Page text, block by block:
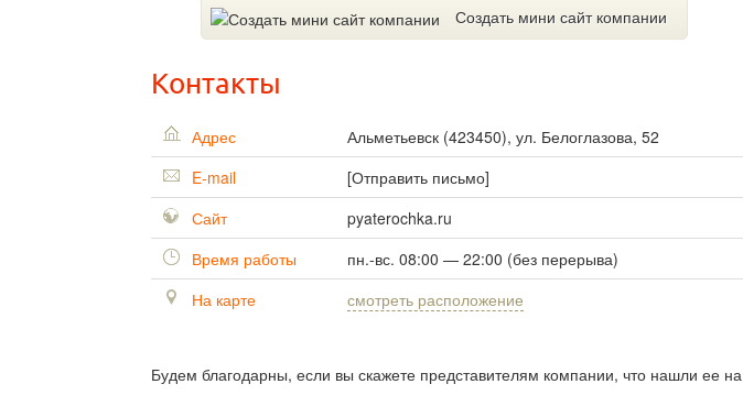
Создать мини сайт компании
Контакты
Адрес Альметьевск (423450), ул. Белоглазова, 52
E-mail
[Отправить письмо]
Сайт
pyaterochka.ru
Время работы
пн.-вс. 08:00 — 22:00 (без перерыва)
На карте
смотреть расположение
Будем благодарны, если вы скажете представителям компании, что нашли ее на